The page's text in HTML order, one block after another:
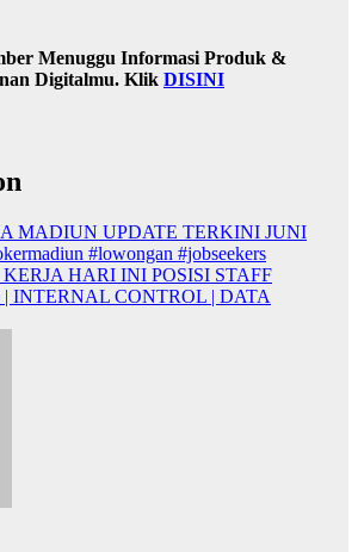
Menuggu Informasi Produk &
Digitalmu. Klik DISINI
MADIUN UPDATE TERKINI JUNI
#lowongan #jobseekers
HARI INI POSISI STAFF
| INTERNAL CONTROL | DATA